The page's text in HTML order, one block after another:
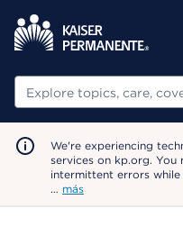
Buscar
We're experiencing
services on kp.org. You
intermittent errors
… más